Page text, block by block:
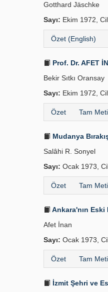
Gotthard Jäschke
Sayı: Ekim 1972,
Özet (English)
Prof. Dr. AFET
Bekir Sıtkı Oransay
Sayı: Ekim 1972,
Özet Tam
Mudanya
Salâhi R. Sonyel
Sayı: Ocak 1973,
Özet Tam
Ankara'nın
Afet İnan
Sayı: Ocak 1973,
Özet Tam
İzmit Şehri ve